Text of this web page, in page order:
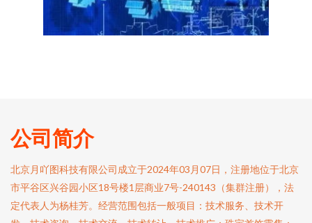
公司简介
北京月吖图科技有限公司成立于2024年03月07日，注册地位于北京
市平谷区兴谷园小区18号楼1层商业7号-240143（集群注册），法
定代表人为杨桂芳。经营范围包括一般项目：技术服务、技术开